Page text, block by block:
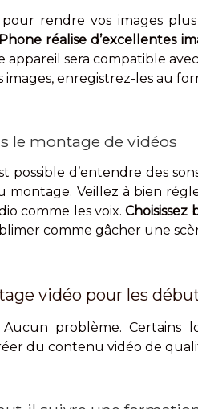
rendre vos images plus
réalise d’excellentes
sera compatible
enregistrez-les au
le montage de vidéos
possible d’entendre des
montage. Veillez à bien
comme les voix.Choisissez
comme gâcher une
vidéo pour les
problème. Certains
du contenu vidéo de